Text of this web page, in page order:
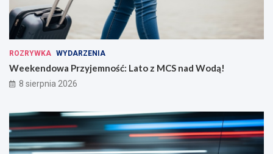
ROZRYWKA WYDARZENIA
Weekendowa Przyjemność: Lato z MCS nad Wodą!
8 sierpnia 2026